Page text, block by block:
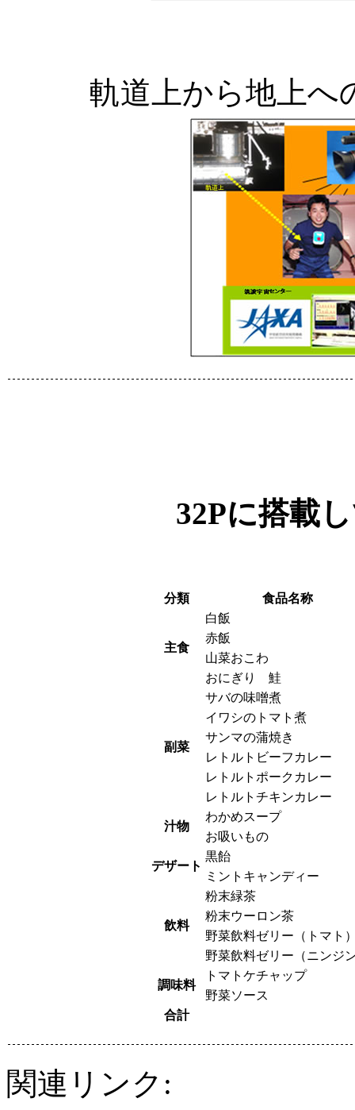
軌道上から地上へ
32Pに搭載
分類 食品名称
主食
白飯
赤飯
山菜おこわ
おにぎり 鮭
副菜
サバの味噌煮
イワシのトマト煮
サンマの蒲焼き
レトルトビーフカレー
レトルトポークカレー
レトルトチキンカレー
汁物
わかめスープ
お吸いもの
デザート
黒飴
ミントキャンディー
飲料
粉末緑茶
粉末ウーロン茶
野菜飲料ゼリー（トマト
野菜飲料ゼリー（ニンジ
調味料
トマトケチャップ
野菜ソース
合計
関連リンク: